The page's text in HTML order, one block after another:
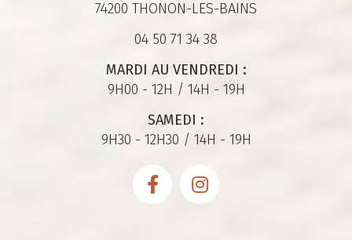
74200 THONON-LES-BAINS
04 50 71 34 38
MARDI AU VENDREDI :
9H00 - 12H / 14H - 19H
SAMEDI :
9H30 - 12H30 / 14H - 19H